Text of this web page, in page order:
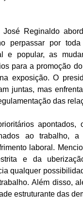
José Reginaldo
perpassar por
e popular, as
para a promoção
exposição. O
juntas, mas
das
ao trabalho,
laboral.
e da
qualquer
Além disso,
estruturante das